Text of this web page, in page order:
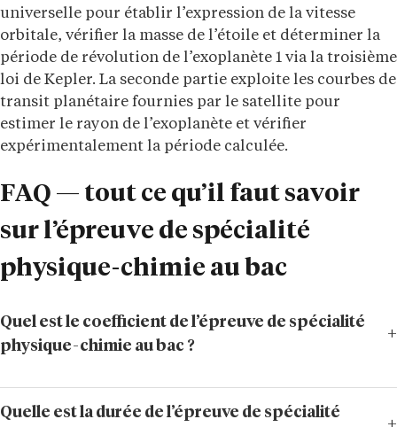
universelle pour établir l’expression de la vitesse
orbitale, vérifier la masse de l’étoile et déterminer la
période de révolution de l’exoplanète 1 via la troisième
loi de Kepler. La seconde partie exploite les courbes de
transit planétaire fournies par le satellite pour
estimer le rayon de l’exoplanète et vérifier
expérimentalement la période calculée.
FAQ — tout ce qu’il faut savoir
sur l’épreuve de spécialité
physique-chimie au bac
Quel est le coefficient de l’épreuve de spécialité
physique-chimie au bac ?
Quelle est la durée de l’épreuve de spécialité